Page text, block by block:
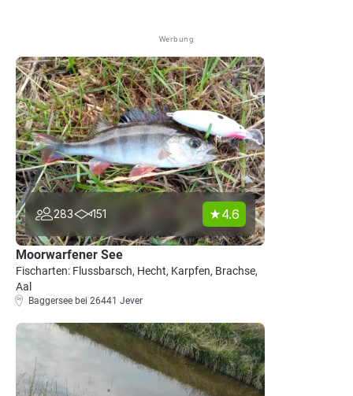
Werbung
283 151 4.6
Moorwarfener See
Fischarten: Flussbarsch, Hecht, Karpfen, Brachse,
Aal
Baggersee bei 26441 Jever